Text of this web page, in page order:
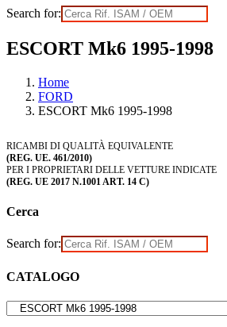
Search for:
ESCORT Mk6 1995-1998
Home
FORD
ESCORT Mk6 1995-1998
RICAMBI DI QUALITÀ EQUIVALENTE
(REG. UE. 461/2010)
PER I PROPRIETARI DELLE VETTURE INDICATE
(REG. UE 2017 N.1001 ART. 14 C)
Cerca
Search for:
CATALOGO